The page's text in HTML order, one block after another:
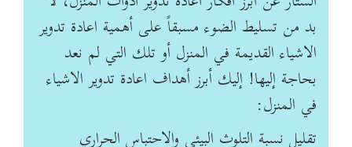
بد من تسليط الضوء مسبقاً على أهمية اعادة تدوير
الاشياء القديمة في المنزل أو تلك التي لم نعد
بحاجة إليها! إليك أبرز أهداف اعادة تدوير الاشياء
في المنزل: